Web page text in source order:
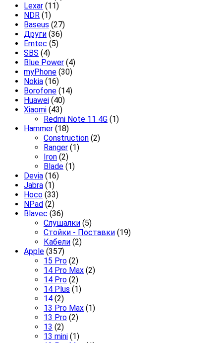
Lexar (11)
NDR (1)
Baseus (27)
Други (36)
Emtec (5)
SBS (4)
Blue Power (4)
myPhone (30)
Nokia (16)
Borofone (14)
Huawei (40)
Xiaomi (43)
Redmi Note 11 4G (1)
Hammer (18)
Construction (2)
Ranger (1)
Iron (2)
Blade (1)
Devia (16)
Jabra (1)
Hoco (33)
NPad (2)
Blavec (36)
Слушалки (5)
Стойки - Поставки (19)
Кабели (2)
Apple (357)
15 Pro (2)
14 Pro Max (2)
14 Pro (2)
14 Plus (1)
14 (2)
13 Pro Max (1)
13 Pro (2)
13 (2)
13 mini (1)